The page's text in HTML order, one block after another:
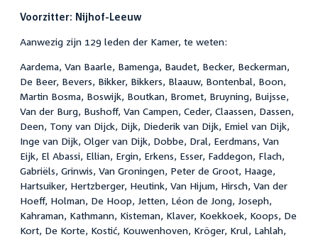
Voorzitter: Nijhof-Leeuw
Aanwezig zijn 129 leden der Kamer, te weten:
Aardema, Van Baarle, Bamenga, Baudet, Becker, Beckerman,
De Beer, Bevers, Bikker, Bikkers, Blaauw, Bontenbal, Boon,
Martin Bosma, Boswijk, Boutkan, Bromet, Bruyning, Buijsse,
Van der Burg, Bushoff, Van Campen, Ceder, Claassen, Dassen,
Deen, Tony van Dijck, Dijk, Diederik van Dijk, Emiel van Dijk,
Inge van Dijk, Olger van Dijk, Dobbe, Dral, Eerdmans, Van
Eijk, El Abassi, Ellian, Ergin, Erkens, Esser, Faddegon, Flach,
Gabriëls, Grinwis, Van Groningen, Peter de Groot, Haage,
Hartsuiker, Hertzberger, Heutink, Van Hijum, Hirsch, Van der
Hoeff, Holman, De Hoop, Jetten, Léon de Jong, Joseph,
Kahraman, Kathmann, Kisteman, Klaver, Koekkoek, Koops, De
Kort, De Korte, Kostić, Kouwenhoven, Kröger, Krul, Lahlah,